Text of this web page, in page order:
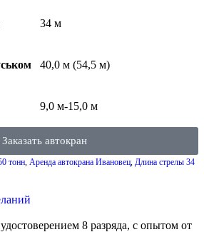
34 м
40,0 м (54,5 м)
9,0 м-15,0 м
Заказать автокран
тонн, Аренда автокрана Ивановец, Длина стрелы 34
8 разряда, с опытом от